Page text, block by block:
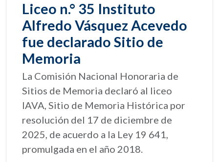
Liceo n.° 35 Instituto
Alfredo Vásquez Acevedo
fue declarado Sitio de
Memoria
La Comisión Nacional Honoraria de
Sitios de Memoria declaró al liceo
IAVA, Sitio de Memoria Histórica por
resolución del 17 de diciembre de
2025, de acuerdo a la Ley 19 641,
promulgada en el año 2018.